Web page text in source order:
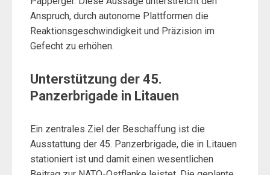
Anspruch, durch autonome Plattformen die
Reaktionsgeschwindigkeit und Präzision im
Gefecht zu erhöhen.
Unterstützung der 45.
Panzerbrigade in Litauen
Ein zentrales Ziel der Beschaffung ist die
Ausstattung der 45. Panzerbrigade, die in Litauen
stationiert ist und damit einen wesentlichen